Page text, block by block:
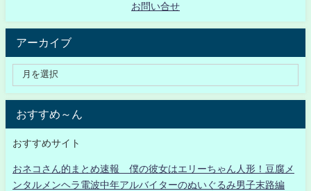
お問い合せ
アーカイブ
おすすめ～ん
おすすめサイト
おネコさん的まとめ速報 僕の彼女はエリーちゃん人形！豆腐メ
ンタルメンヘラ電波中年アルバイターのぬいぐるみ男子末路編